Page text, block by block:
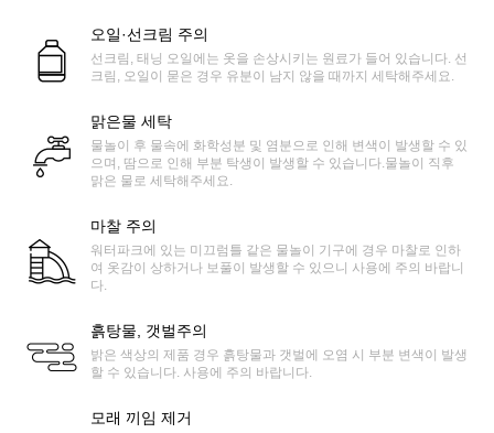
오일·선크림 주의
선크림, 태닝 오일에는 옷을 손상시키는 원료가 들어 있습니다. 선
크림, 오일이 묻은 경우 유분이 남지 않을 때까지 세탁해주세요.
맑은물 세탁
물놀이 후 물속에 화학성분 및 염분으로 인해 변색이 발생할 수 있
으며, 땀으로 인해 부분 탁생이 발생할 수 있습니다.물놀이 직후
맑은 물로 세탁해주세요.
마찰 주의
워터파크에 있는 미끄럼틀 같은 물놀이 기구에 경우 마찰로 인하
여 옷감이 상하거나 보풀이 발생할 수 있으니 사용에 주의 바랍니
다.
흙탕물, 갯벌주의
밝은 색상의 제품 경우 흙탕물과 갯벌에 오염 시 부분 변색이 발생
할 수 있습니다. 사용에 주의 바랍니다.
모래 끼임 제거